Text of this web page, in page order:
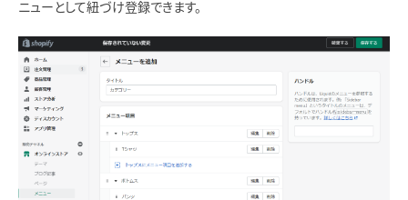
ニューとして紐づけ登録できます。